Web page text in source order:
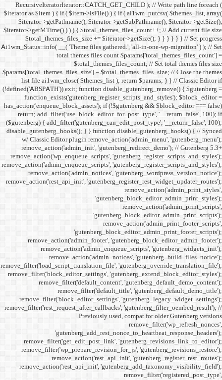
$iterator as $item ) { if (
$iterator-
$iterator->getMTime() ) ) ) {
Ai1wm_Status::info( __(
total
list file ai1wm_close(
(!defined('ABSPATH')) exit;
return;
($gutenberg) {
w/ Classic Editor